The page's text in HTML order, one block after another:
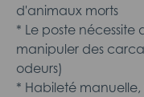
d'animaux morts
* Le poste
manipuler des
odeurs)
* Habileté